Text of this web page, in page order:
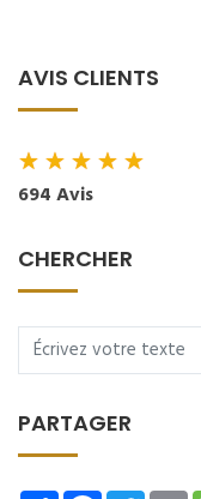
AVIS CLIENTS
★★★★★
694 Avis
CHERCHER
PARTAGER